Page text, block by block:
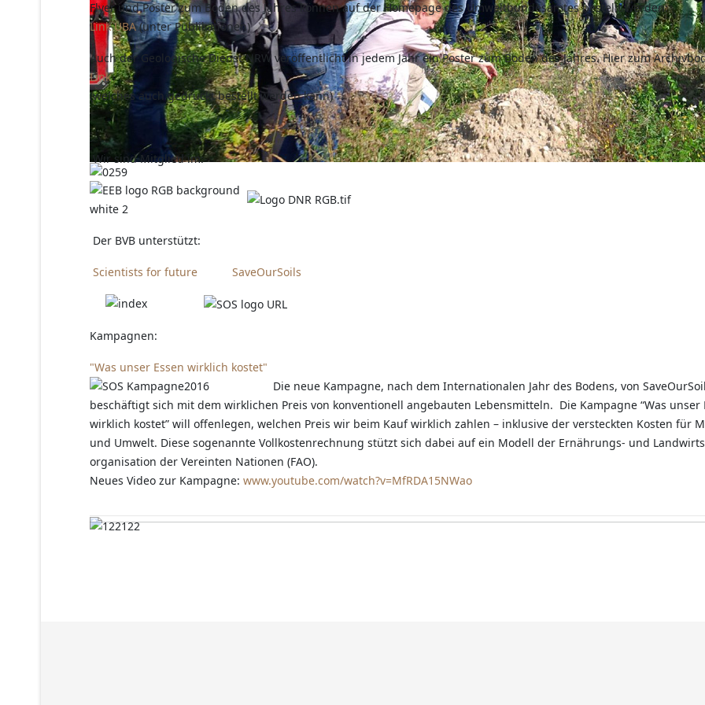
Flyer und Poster zum Boden des Jahres können auf der Homepage des Umweltbundesamtes bestellt werden:
Link UBA(unter Publikationen)
Auch der Geologische Dienst NRW veröffentlicht in jedem Jahr ein Poster zum Boden des Jahres. Hier zum
Link
(welches auch gedruckt bestellt werden kann)
Wir sind Mitglied im:
Der BVB unterstützt:
Scientists for future SaveOurSoils
Kampagnen:
"Was unser Essen wirklich kostet"
Die neue Kampagne, nach dem Internationalen Jahr des Bodens, von
beschäftigt sich mit dem wirklichen Preis von konventionell angebauten Lebensmitteln. Die Kampagne “Was unser
wirklich kostet” will offenlegen, welchen Preis wir beim Kauf wirklich zahlen – inklusive der versteckten Kosten für
und Umwelt. Diese sogenannte Vollkostenrechnung stützt sich dabei auf ein Modell der Ernährungs- und
organisation der Vereinten Nationen (FAO).
Neues Video zur Kampagne: www.youtube.com/watch?v=MfRDA15NWao